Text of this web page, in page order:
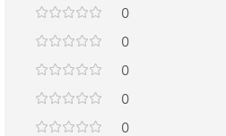
0
0
0
0
0